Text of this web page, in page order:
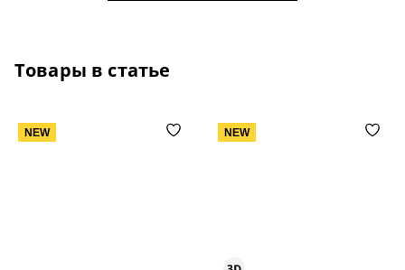
Товары в статье
NEW NEW